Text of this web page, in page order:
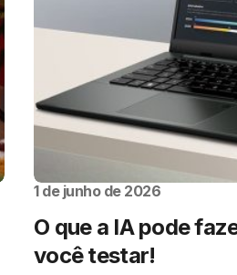
1 de junho de 2026
O que a IA pode
você testar!